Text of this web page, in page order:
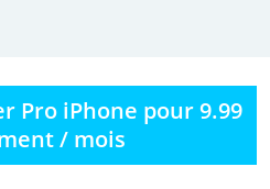
Pro iPhone pour 9.99
/ mois